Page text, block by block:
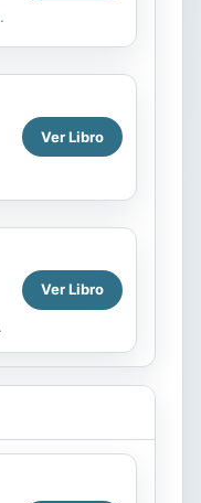
Ver Libro
Ver Libro